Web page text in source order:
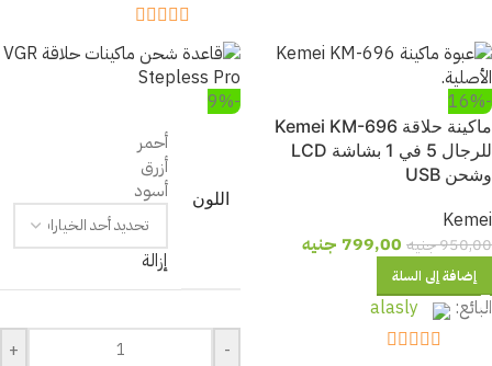
5
out of 5
-16%
ماكينة حلاقة Kemei KM-696
للرجال 5 في 1 بشاشة LCD
وشحن USB
Kemei
950,00جنيه 799,00 جنيه
إضافة إلى السلة
البائع: alasly
-9%
اللون
أحمر
أزرق
أسود
إزالة
-
+